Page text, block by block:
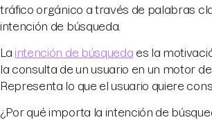
tráfico orgánico a través de palabras
intención de búsqueda.
La intención de búsqueda es la
la consulta de un usuario en un motor
Representa lo que el usuario quiere
¿Por qué importa la intención de